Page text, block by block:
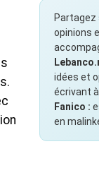
Partagez
opinions
idées et
écrivant à
Fanico :
en